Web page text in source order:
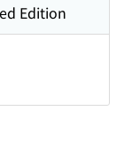
Edition